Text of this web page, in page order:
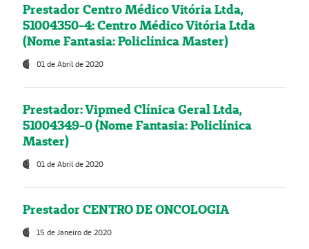
Prestador Centro Médico Vitória Ltda,
51004350-4: Centro Médico Vitória Ltda
(Nome Fantasia: Policlínica Master)
01 de Abril de 2020
Prestador: Vipmed Clínica Geral Ltda,
51004349-0 (Nome Fantasia: Policlínica
Master)
01 de Abril de 2020
Prestador CENTRO DE ONCOLOGIA
15 de Janeiro de 2020